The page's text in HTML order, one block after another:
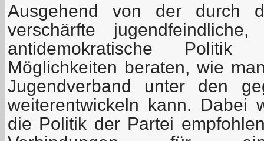
Ausgehend von der durch
verschärfte
antidemokratische
Möglichkeiten beraten, wie
Jugendverband unter den
weiterentwickeln kann. Dabei
die Politik der Partei